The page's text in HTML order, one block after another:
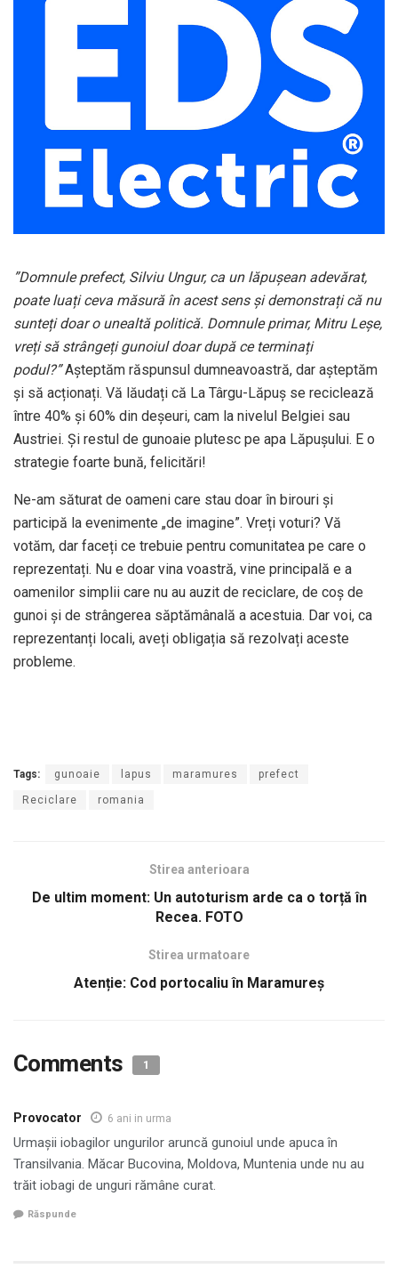
”Domnule prefect, Silviu Ungur, ca un lăpușean adevărat,
poate luați ceva măsură în acest sens și demonstrați că nu
sunteți doar o unealtă politică. Domnule primar, Mitru Leșe,
vreți să strângeți gunoiul doar după ce terminați
podul?”Așteptăm răspunsul dumneavoastră, dar așteptăm
și să acționați. Vă lăudați că La Târgu-Lăpuș se reciclează
între 40% şi 60% din deşeuri, cam la nivelul Belgiei sau
Austriei. Și restul de gunoaie plutesc pe apa Lăpușului. E o
strategie foarte bună, felicitări!
Ne-am săturat de oameni care stau doar în birouri și
participă la evenimente „de imagine”. Vreți voturi? Vă
votăm, dar faceți ce trebuie pentru comunitatea pe care o
reprezentați. Nu e doar vina voastră, vine principală e a
oamenilor simplii care nu au auzit de reciclare, de coș de
gunoi și de strângerea săptămânală a acestuia. Dar voi, ca
reprezentanți locali, aveți obligația să rezolvați aceste
probleme.
Tags: gunoaie lapus maramures prefect
Reciclare romania
Stirea anterioara
De ultim moment: Un autoturism arde ca o torță în
Recea. FOTO
Stirea urmatoare
Atenție: Cod portocaliu în Maramureș
Comments 1
Provocator 6 ani in urma
Urmașii iobagilor ungurilor aruncă gunoiul unde apuca în
Transilvania. Măcar Bucovina, Moldova, Muntenia unde nu au
trăit iobagi de unguri rămâne curat.
Răspunde